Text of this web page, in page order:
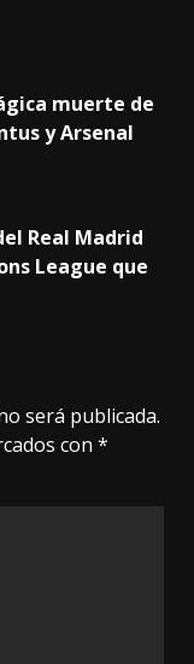
muerte de
y Arsenal
Real Madrid
League que
será publicada.
con *